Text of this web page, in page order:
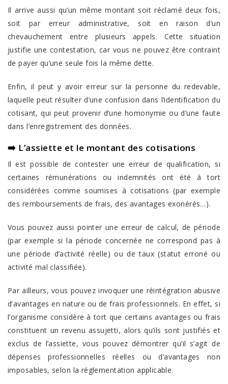
Il arrive aussi qu’un même montant soit réclamé deux fois,
soit par erreur administrative, soit en raison d’un
chevauchement entre plusieurs appels. Cette situation
justifie une contestation, car vous ne pouvez être contraint
de payer qu’une seule fois la même dette.
Enfin, il peut y avoir erreur sur la personne du redevable,
laquelle peut résulter d’une confusion dans l’identification du
cotisant, qui peut provenir d’une homonymie ou d’une faute
dans l’enregistrement des données.
➡️ L’assiette et le montant des cotisations
Il est possible de contester une erreur de qualification, si
certaines rémunérations ou indemnités ont été à tort
considérées comme soumises à cotisations (par exemple
des remboursements de frais, des avantages exonérés…).
Vous pouvez aussi pointer une erreur de calcul, de période
(par exemple si la période concernée ne correspond pas à
une période d’activité réelle) ou de taux (statut erroné ou
activité mal classifiée).
Par ailleurs, vous pouvez invoquer une réintégration abusive
d’avantages en nature ou de frais professionnels. En effet, si
l’organisme considère à tort que certains avantages ou frais
constituent un revenu assujetti, alors qu’ils sont justifiés et
exclus de l’assiette, vous pouvez démontrer qu’il s’agit de
dépenses professionnelles réelles ou d’avantages non
imposables, selon la réglementation applicable.